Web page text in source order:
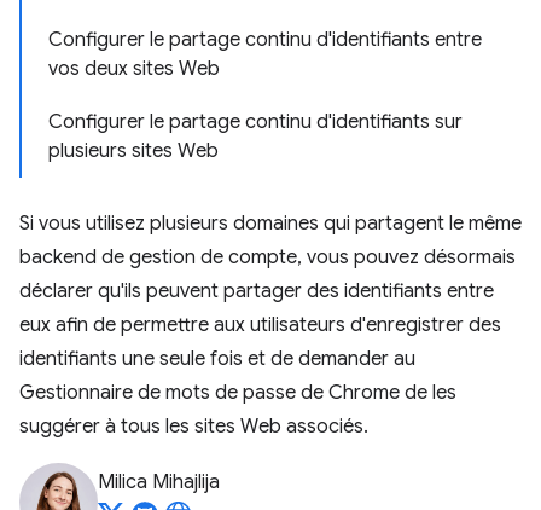
Configurer le partage continu d'identifiants entre
vos deux sites Web
Configurer le partage continu d'identifiants sur
plusieurs sites Web
Si vous utilisez plusieurs domaines qui partagent le même
backend de gestion de compte, vous pouvez désormais
déclarer qu'ils peuvent partager des identifiants entre
eux afin de permettre aux utilisateurs d'enregistrer des
identifiants une seule fois et de demander au
Gestionnaire de mots de passe de Chrome de les
suggérer à tous les sites Web associés.
Milica Mihajlija